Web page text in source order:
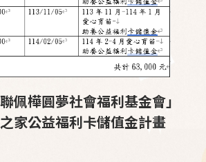
佩樺圓夢社會福利基金會」
家公益福利卡儲值金計畫